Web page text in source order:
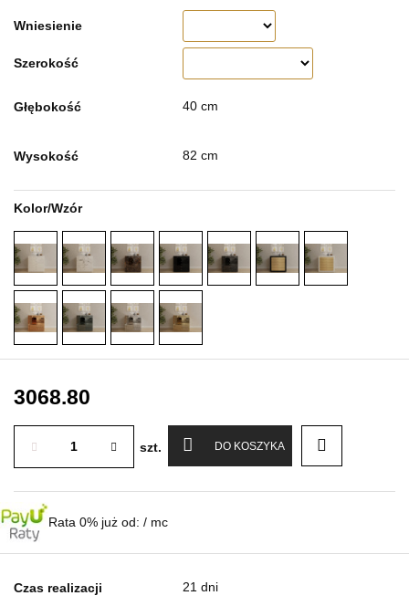
Wniesienie
Szerokość
Głębokość 40 cm
Wysokość 82 cm
Kolor/Wzór
3068.80
szt. DO KOSZYKA
Rata 0% już od:/ mc
Czas realizacji 21 dni